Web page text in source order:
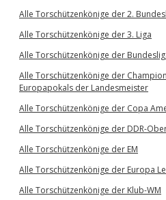
Alle Torschützenkönige der 2.
Alle Torschützenkönige der 3. Liga
Alle Torschützenkönige der
Alle Torschützenkönige der
Europapokals der Landesmeister
Alle Torschützenkönige der Copa
Alle Torschützenkönige der DDR-
Alle Torschützenkönige der EM
Alle Torschützenkönige der Europa
Alle Torschützenkönige der Klub-WM